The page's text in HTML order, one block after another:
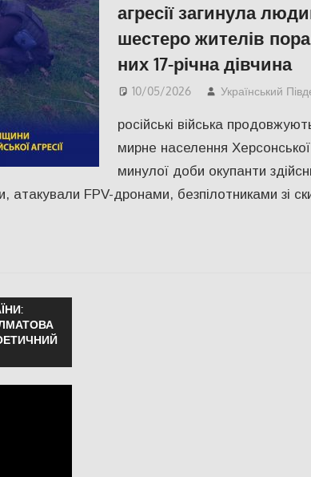
агресії загинула
шестеро жителів
них 17-річна дівчина
10/05/2026 Український
російські війська
мирне населення
минулої доби окупанти
атакували FPV-дронами, безпілотниками зі